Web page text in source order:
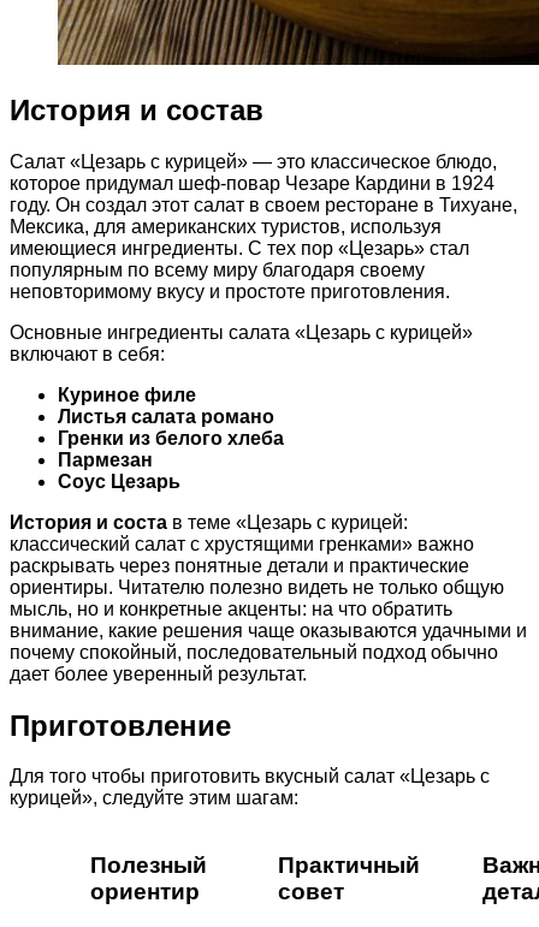
История и состав
Салат «Цезарь с курицей» — это классическое блюдо,
которое придумал шеф-повар Чезаре Кардини в 1924
году. Он создал этот салат в своем ресторане в Тихуане,
Мексика, для американских туристов, используя
имеющиеся ингредиенты. С тех пор «Цезарь» стал
популярным по всему миру благодаря своему
неповторимому вкусу и простоте приготовления.
Основные ингредиенты салата «Цезарь с курицей»
включают в себя:
Куриное филе
Листья салата романо
Гренки из белого хлеба
Пармезан
Соус Цезарь
История и соста в теме «Цезарь с курицей:
классический салат с хрустящими гренками» важно
раскрывать через понятные детали и практические
ориентиры. Читателю полезно видеть не только общую
мысль, но и конкретные акценты: на что обратить
внимание, какие решения чаще оказываются удачными и
почему спокойный, последовательный подход обычно
дает более уверенный результат.
Приготовление
Для того чтобы приготовить вкусный салат «Цезарь с
курицей», следуйте этим шагам:
Полезный
ориентир
Практичный
совет